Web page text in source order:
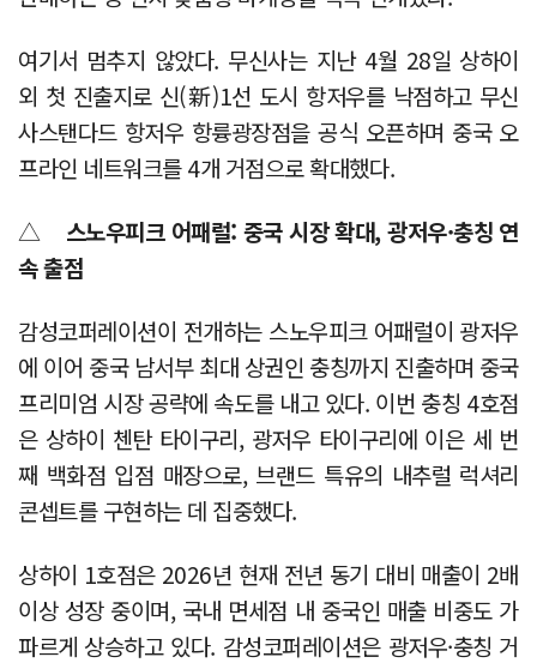
여기서 멈추지 않았다. 무신사는 지난 4월 28일 상하이
외 첫 진출지로 신(新)1선 도시 항저우를 낙점하고 무신
사스탠다드 항저우 항륭광장점을 공식 오픈하며 중국 오
프라인 네트워크를 4개 거점으로 확대했다.
△ 스노우피크 어패럴: 중국 시장 확대, 광저우·충칭 연
속 출점
감성코퍼레이션이 전개하는 스노우피크 어패럴이 광저우
에 이어 중국 남서부 최대 상권인 충칭까지 진출하며 중국
프리미엄 시장 공략에 속도를 내고 있다. 이번 충칭 4호점
은 상하이 첸탄 타이구리, 광저우 타이구리에 이은 세 번
째 백화점 입점 매장으로, 브랜드 특유의 내추럴 럭셔리
콘셉트를 구현하는 데 집중했다.
상하이 1호점은 2026년 현재 전년 동기 대비 매출이 2배
이상 성장 중이며, 국내 면세점 내 중국인 매출 비중도 가
파르게 상승하고 있다. 감성코퍼레이션은 광저우·충칭 거